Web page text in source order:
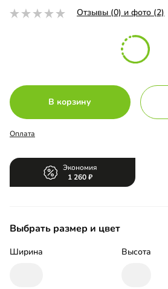
Отзывы (0) и фото (2)
В корзину
Оплата
Экономия
1 260
Выбрать размер и цвет
Ширина Высота